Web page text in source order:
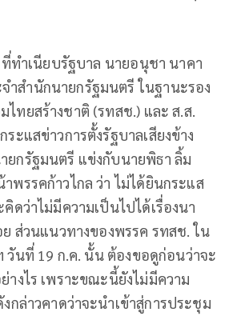
ที่ทำเนียบรัฐบาล นายอนุชา นาคา
ำสำนักนายกรัฐมนตรี ในฐานะรอง
ทยสร้างชาติ (รทสช.) และ ส.ส.
ะแสข่าวการตั้งรัฐบาลเสียงข้าง
ยกรัฐมนตรี แข่งกับนายพิธา ลิ้ม
พรรคก้าวไกล ว่า ไม่ได้ยินกระแส
คิดว่าไม่มีความเป็นไปได้เรื่องนา
ย ส่วนแนวทางของพรรค รทสช. ใน
วันที่ 19 ก.ค. นั้น ต้องขอดูก่อนว่าจะ
างไร เพราะขณะนี้ยังไม่มีความ
งกล่าวคาดว่าจะนำเข้าสู่การประชุม